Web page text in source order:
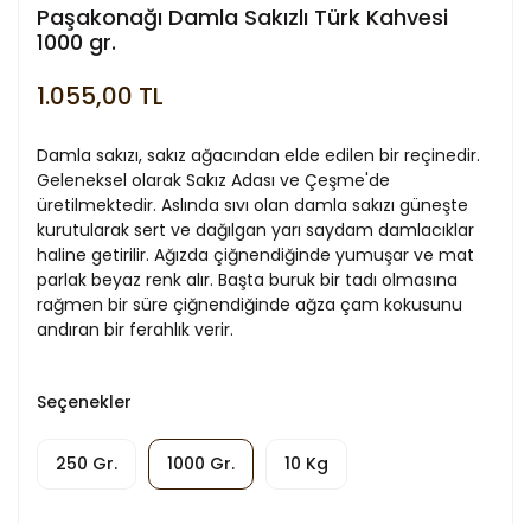
Paşakonağı Damla Sakızlı Türk Kahvesi
1000 gr.
1.055,00 TL
Damla sakızı, sakız ağacından elde edilen bir reçinedir.
Geleneksel olarak Sakız Adası ve Çeşme'de
üretilmektedir. Aslında sıvı olan damla sakızı güneşte
kurutularak sert ve dağılgan yarı saydam damlacıklar
haline getirilir. Ağızda çiğnendiğinde yumuşar ve mat
parlak beyaz renk alır. Başta buruk bir tadı olmasına
rağmen bir süre çiğnendiğinde ağza çam kokusunu
andıran bir ferahlık verir.
Seçenekler
250 Gr. 1000 Gr. 10 Kg